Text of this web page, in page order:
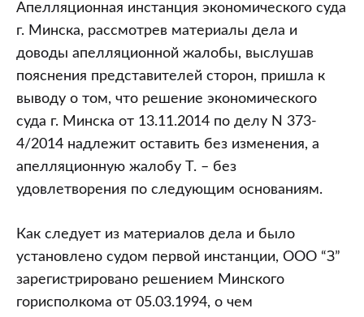
Апелляционная инстанция экономического суда
г. Минска, рассмотрев материалы дела и
доводы апелляционной жалобы, выслушав
пояснения представителей сторон, пришла к
выводу о том, что решение экономического
суда г. Минска от 13.11.2014 по делу N 373-
4/2014 надлежит оставить без изменения, а
апелляционную жалобу Т. – без
удовлетворения по следующим основаниям.
Как следует из материалов дела и было
установлено судом первой инстанции, ООО “З”
зарегистрировано решением Минского
горисполкома от 05.03.1994, о чем